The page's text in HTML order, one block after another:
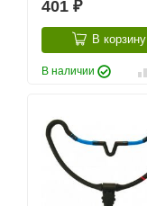
401 ₽
В корзину
В наличии